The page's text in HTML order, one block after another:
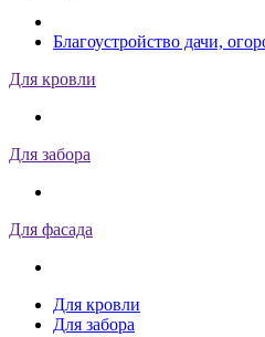
Благоустройство дачи,
Для кровли
Для забора
Для фасада
Для кровли
Для забора